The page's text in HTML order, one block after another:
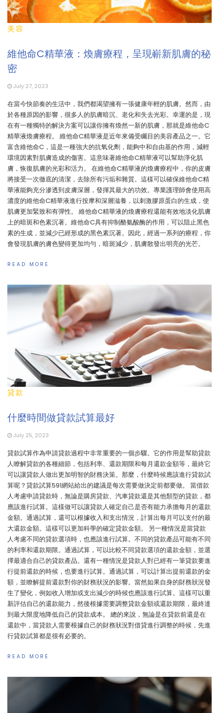
美容
維他命C精華液：煥膚療程，呈現嶄新肌膚的秘
密
July 27, 2023
在當今快節奏的生活中，我們都渴望擁有一張健康年輕的肌膚。然而，由
於各種原因的影響，很多人的肌膚暗沉、老化和失去光彩。幸運的是，現
在有一種獨特的解決方案可以讓你擁有煥然一新的肌膚，那就是維他命C
精華液煥膚療程。 維他命C精華液是近年來備受矚目的美容產品之一。它
富含維他命C，這是一種強大的抗氧化劑，能夠中和自由基的作用，減輕
環境因素對肌膚造成的傷害。這意味著維他命C精華液可以幫助淨化肌
膚，恢復肌膚的光彩和活力。 在維他命C精華液的煥膚療程中，你的皮膚
將接受一次徹底的清潔，去除所有污垢和雜質。這樣可以確保維他命C精
華液能夠充分滲透到皮膚深層，發揮其最大的功效。專業護理師會使用高
濃度的維他命C精華液進行按摩和深層滋養，以刺激膠原蛋白的生成，使
肌膚更加緊致和有彈性。 維他命C精華液的煥膚療程還能有效地淡化肌膚
上的暗斑和色素沉著。維他命C具有抑制酪氨酸酶的作用，可以阻止黑色
素的生成，並減少已經形成的黑色素沉著。因此，經過一系列的療程，你
會發現肌膚的膚色變得更加均勻，暗斑減少，肌膚散發出明亮的光芒。
READ MORE
貸款
什麼時間做貸款試算最好
July 25, 2023
貸款試算作為申請貸款過程中非常重要的一個步驟。它的作用是幫助貸款
人瞭解貸款的各種細節，包括利率、還款期限和每月還款金額等，最終它
可以讓貸款人做出更加明智的財務決策。那麼，什麼時候應該進行貸款試
算呢？貸款試算591網站給出的建議是每次需要做決定前都要做。 當借款
人考慮申請貸款時，無論是購房貸款、汽車貸款還是其他類型的貸款，都
應該進行試算。這樣做可以讓貸款人確定自己是否有能力承擔每月的還款
金額。通過試算，還可以根據收入和支出情況，計算出每月可以支付的最
大還款金額。這樣可以更加科學的確定貸款金額。 另一種情況是當貸款
人考慮不同的貸款選項時，也應該進行試算。不同的貸款產品可能有不同
的利率和還款期限。通過試算，可以比較不同貸款選項的還款金額，並選
擇最適合自己的貸款產品。還有一種情況是貸款人對已經有一筆貸款要進
行提前還款的時候，也要進行試算。通過試算，可以計算出提前還款的金
額，並瞭解提前還款對你的財務狀況的影響。當然如果自身的財務狀況發
生了變化，例如收入增加或支出減少的時候也應該進行試算。這樣可以重
新評估自己的還款能力，然後根據需要調整貸款金額或還款期限，最終達
到最大限度地降低自己的貸款成本。 總的來說，無論是在貸款前還是在
還款中，當貸款人需要根據自己的財務狀況對借貸進行調整的時候，先進
行貸款試算都是很有必要的。
READ MORE